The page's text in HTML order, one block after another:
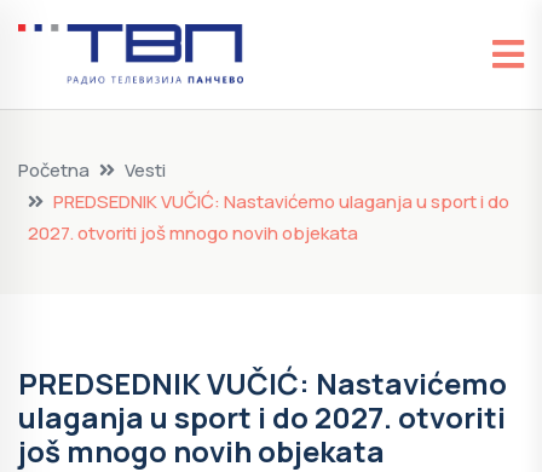
Početna
Vesti
PREDSEDNIK VUČIĆ: Nastavićemo ulaganja u sport i do
2027. otvoriti još mnogo novih objekata
PREDSEDNIK VUČIĆ: Nastavićemo
ulaganja u sport i do 2027. otvoriti
još mnogo novih objekata